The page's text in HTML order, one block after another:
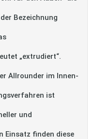
Bezeichnung
„extrudiert“.
Allrounder im Innen-
ist
und
Einsatz finden diese